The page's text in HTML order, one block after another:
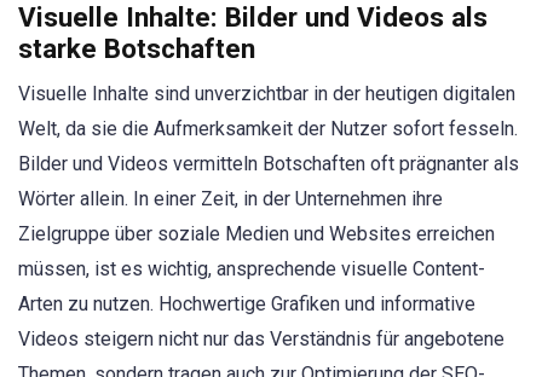
Visuelle Inhalte: Bilder und Videos als
starke Botschaften
Visuelle Inhalte sind unverzichtbar in der heutigen digitalen
Welt, da sie die Aufmerksamkeit der Nutzer sofort fesseln.
Bilder und Videos vermitteln Botschaften oft prägnanter als
Wörter allein. In einer Zeit, in der Unternehmen ihre
Zielgruppe über soziale Medien und Websites erreichen
müssen, ist es wichtig, ansprechende visuelle Content-
Arten zu nutzen. Hochwertige Grafiken und informative
Videos steigern nicht nur das Verständnis für angebotene